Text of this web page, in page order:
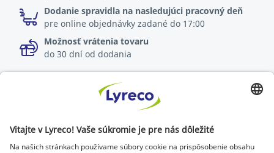
Dodanie spravidla na nasledujúci pracovný deň
pre online objednávky zadané do 17:00
Možnosť vrátenia tovaru
do 30 dní od dodania
Špecialista na každé pracovisko
Objavte Lyreco riešenia pre ekologickejšie pracoviská